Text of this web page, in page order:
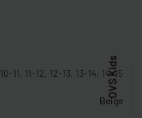
10-11, 11-12, 12-13, 13-14, 14-15
Beige
OVS Kids